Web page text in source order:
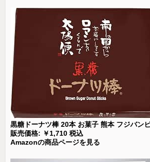
黒糖ドーナツ棒 20本 お菓子 熊本 フジバン
販売価格: ￥1,710 税込
Amazonの商品ページを見る